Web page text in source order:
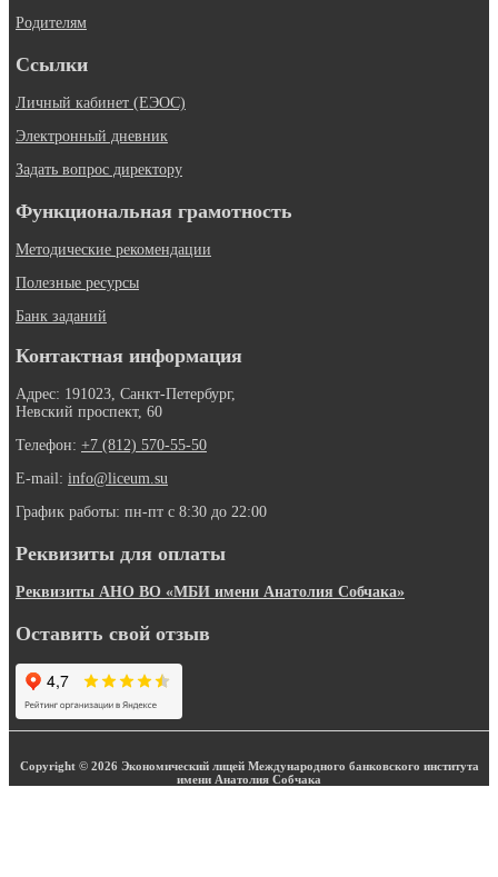
Родителям
Ссылки
Личный кабинет (ЕЭОС)
Электронный дневник
Задать вопрос директору
Функциональная грамотность
Методические рекомендации
Полезные ресурсы
Банк заданий
Контактная информация
Адрес: 191023, Санкт-Петербург,
Невский проспект, 60
Телефон: +7 (812) 570-55-50
E-mail: info@liceum.su
График работы: пн-пт с 8:30 до 22:00
Реквизиты для оплаты
Реквизиты АНО ВО «МБИ имени Анатолия Собчака»
Оставить свой отзыв
Copyright © 2026 Экономический лицей Международного банковского института
имени Анатолия Собчака